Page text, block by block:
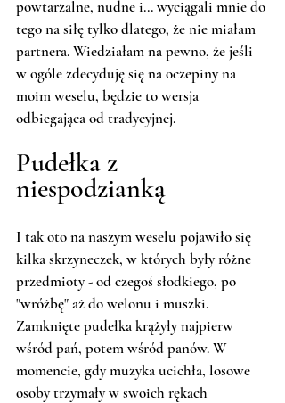
powtarzalne, nudne i... wyciągali mnie do
tego na siłę tylko dlatego, że nie miałam
partnera. Wiedziałam na pewno, że jeśli
w ogóle zdecyduję się na oczepiny na
moim weselu, będzie to wersja
odbiegająca od tradycyjnej.
Pudełka z
niespodzianką
I tak oto na naszym weselu pojawiło się
kilka skrzyneczek, w których były różne
przedmioty - od czegoś słodkiego, po
"wróżbę" aż do welonu i muszki.
Zamknięte pudełka krążyły najpierw
wśród pań, potem wśród panów. W
momencie, gdy muzyka ucichła, losowe
osoby trzymały w swoich rękach